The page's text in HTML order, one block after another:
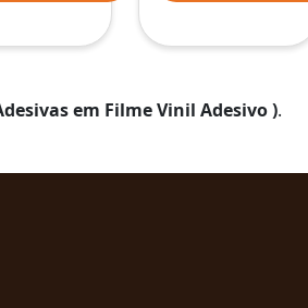
em Filme Vinil Adesivo ).